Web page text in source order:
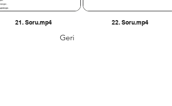
Geri
21. Soru.mp4 22. Soru.mp4